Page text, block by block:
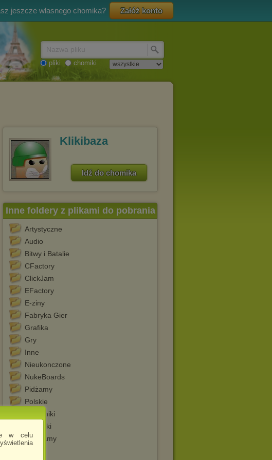
w celu
jeszcze własnego chomika? Załóż konto
pliki chomiki
Klikibaza
Idź do chomika
Inne foldery z plikami do pobrania
Artystyczne
Audio
Bitwy i Batalie
CFactory
ClickJam
EFactory
E-ziny
Fabryka Gier
Grafika
Gry
Inne
Nieukonczone
NukeBoards
Pidżamy
Polskie
Poradniki
Potyczki
Programy